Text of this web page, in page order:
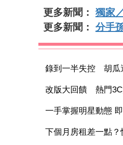
更多新聞： 獨家
更多新聞： 分手
錄到一半失控 胡瓜
改版大回饋 熱門3C
一手掌握明星動態
下個月房租差一點